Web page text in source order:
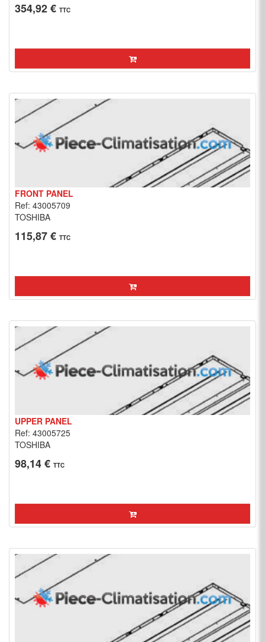
354,92 € TTC
FRONT PANEL
Ref: 43005709
TOSHIBA
115,87 € TTC
UPPER PANEL
Ref: 43005725
TOSHIBA
98,14 € TTC